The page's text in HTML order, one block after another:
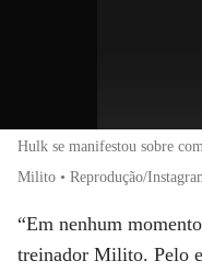
Hulk se manifestou sobre
Milito • Reprodução/
“Em nenhum
treinador Milito. Pelo